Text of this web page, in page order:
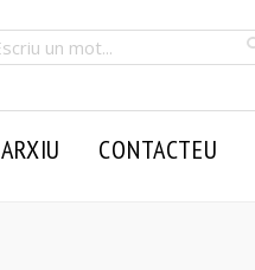
ARXIU CONTACTEU